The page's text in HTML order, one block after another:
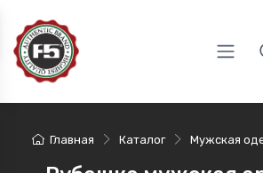
Главная Каталог Мужская